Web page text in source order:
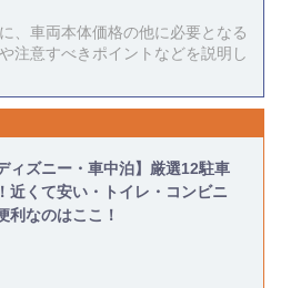
、車両本体価格の他に必要となる
注意すべきポイントなどを説明し
ィズニー・車中泊】厳選12駐車
近くて安い・トイレ・コンビニ
利なのはここ！